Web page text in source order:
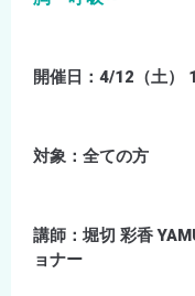
開催日：4/12（土）
対象：全ての方
講師：堀切 彩香
ョナー